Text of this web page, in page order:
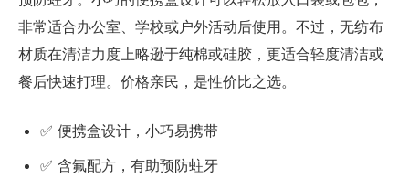
非常适合办公室、学校或户外活动后使用。不过，无纺布
材质在清洁力度上略逊于纯棉或硅胶，更适合轻度清洁或
餐后快速打理。价格亲民，是性价比之选。
✅ 便携盒设计，小巧易携带
✅ 含氟配方，有助预防蛀牙